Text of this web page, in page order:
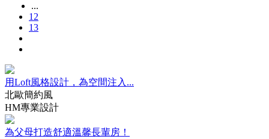
...
12
13
用Loft風格設計，為空間注入...
北歐簡約風
HM專業設計
為父母打造舒適溫馨長輩房！